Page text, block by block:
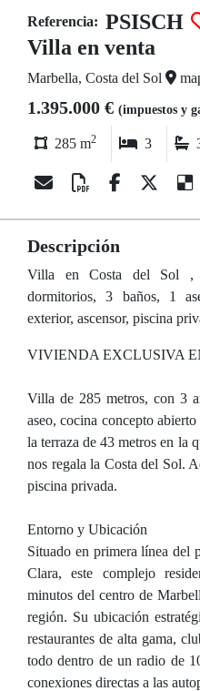
Referencia: PSISCH
Villa en venta
Marbella, Costa del Sol
1.395.000 € (impuestos y
285 m2 3
Descripción
Villa en Costa del Sol ,
dormitorios, 3 baños, 1
exterior, ascensor, piscina
VIVIENDA EXCLUSIVA
Villa de 285 metros, con 3
aseo, cocina concepto
la terraza de 43 metros en la
nos regala la Costa del Sol.
piscina privada.
Entorno y Ubicación
Situado en primera línea del
Clara, este complejo
minutos del centro de
región. Su ubicación
restaurantes de alta gama,
todo dentro de un radio de
conexiones directas a las